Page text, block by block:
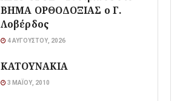
ΒΗΜΑ ΟΡΘΟΔΟΞΙΑΣ ο Γ.
Λοβέρδος
4 ΑΥΓΟΎΣΤΟΥ, 2026
ΚΑΤΟΥΝΑΚΙΑ
3 ΜΑΪ́ΟΥ, 2010